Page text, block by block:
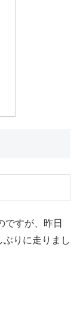
ですが、昨日
りに走りまし